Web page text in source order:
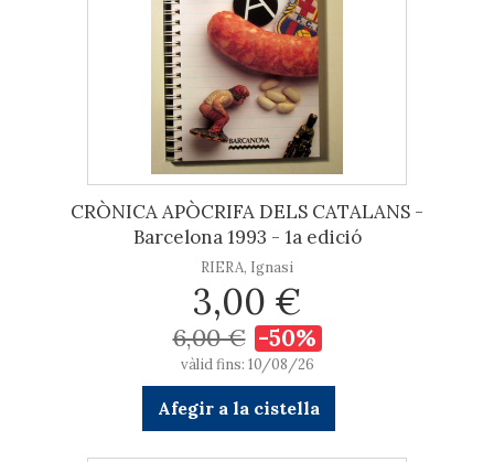
CRÒNICA APÒCRIFA DELS CATALANS -
Barcelona 1993 - 1a edició
RIERA, Ignasi
3,00 €
6,00 € -50%
vàlid fins: 10/08/26
Afegir a la cistella